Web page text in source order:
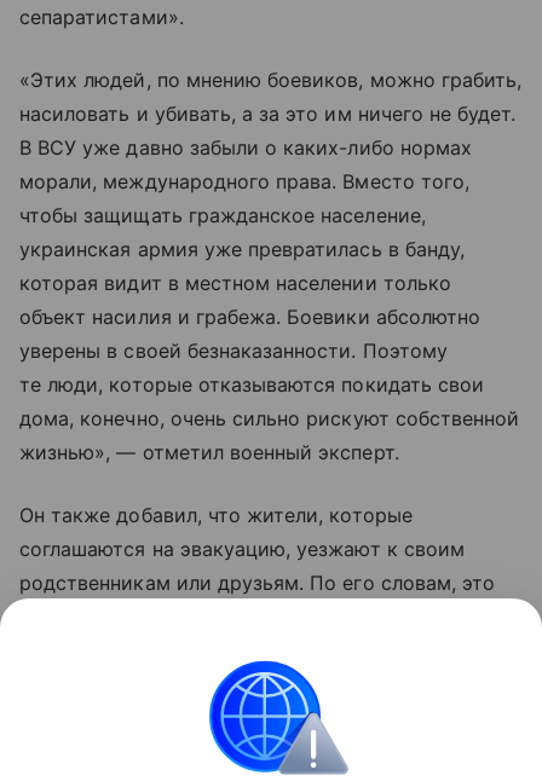
сепаратистами».
«Этих людей, по мнению боевиков, можно грабить,
насиловать и убивать, а за это им ничего не будет.
В ВСУ уже давно забыли о каких-либо нормах
морали, международного права. Вместо того,
чтобы защищать гражданское население,
украинская армия уже превратилась в банду,
которая видит в местном населении только
объект насилия и грабежа. Боевики абсолютно
уверены в своей безнаказанности. Поэтому
те люди, которые отказываются покидать свои
дома, конечно, очень сильно рискуют собственной
жизнью», — отметил военный эксперт.
Он также добавил, что жители, которые
соглашаются на эвакуацию, уезжают к своим
родственникам или друзьям. По его словам, это
и якобы победит Москву».
Россия Эксклюзив